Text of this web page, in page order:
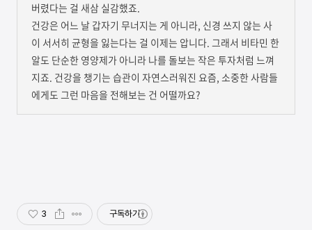
버렸다는 걸 새삼 실감했죠.
건강은 어느 날 갑자기 무너지는 게 아니라, 신경 쓰지 않는 사
이 서서히 균형을 잃는다는 걸 이제는 압니다. 그래서 비타민 한
알도 단순한 영양제가 아니라 나를 돌보는 작은 투자처럼 느껴
지죠. 건강을 챙기는 습관이 자연스러워진 요즘, 소중한 사람들
에게도 그런 마음을 전해보는 건 어떨까요?
3 구독하기